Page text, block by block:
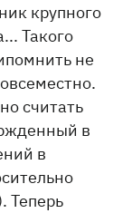
крупного
Такого
не
считать
в
в
Теперь